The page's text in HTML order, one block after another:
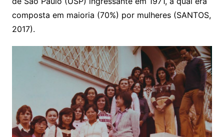
composta em maioria (70%) por mulheres (SANTOS,
2017).